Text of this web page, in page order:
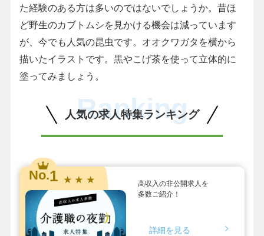
た経験のある方は多いのではないでしょうか。昔ほ
ど野生のカブトムシを見かける機会は減っています
が、今でも人気の昆虫です。オオクワガタを横から
描いたイラストです。黒やこげ茶を使って立体的に
塗ってみましょう。
人気の求人特集ランキング
Ranking
No.1 ★ ★ ★
高収入の非公開求人を
多数ご紹介！
詳細を見る